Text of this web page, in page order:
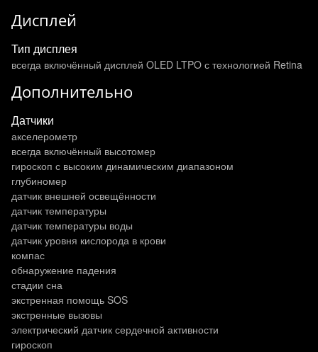
Дисплей
Тип дисплея
всегда включённый дисплей OLED LTPO с технологией Retina
Дополнительно
Датчики
акселерометр
всегда включённый высотомер
гироскоп с высоким динамическим диапазоном
глубиномер
датчик внешней освещённости
датчик температуры
датчик температуры воды
датчик уровня кислорода в крови
компас
обнаружение падения
стадии сна
экстренная помощь SOS
экстренные вызовы
электрический датчик сердечной активности
гироскоп